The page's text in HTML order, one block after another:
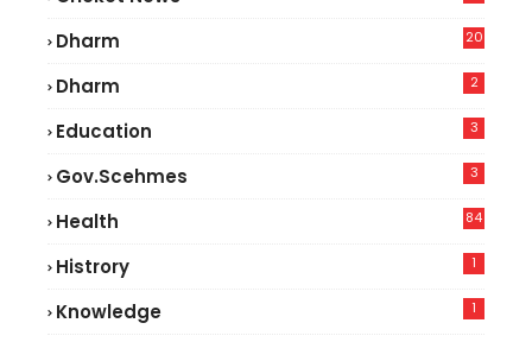
Dharm 20
Dharm 2
Education 3
Gov.scehmes 3
Health
84
Histrory 1
Knowledge 1